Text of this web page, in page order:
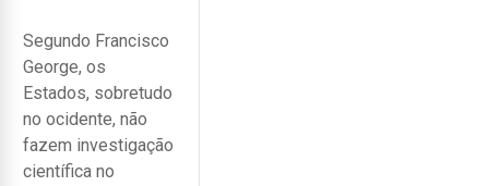
Segundo Francisco
George, os
Estados, sobretudo
no ocidente, não
fazem investigação
científica no